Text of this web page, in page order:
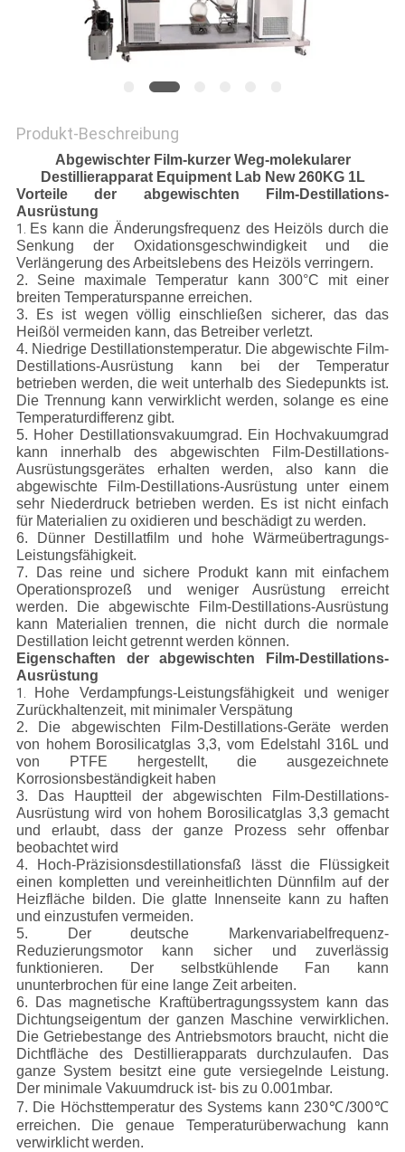
Produkt-Beschreibung
Abgewischter Film-kurzer Weg-molekularer
Destillierapparat Equipment Lab New 260KG 1L
Vorteile der abgewischten Film-Destillations-
Ausrüstung
1. Es kann die Änderungsfrequenz des Heizöls durch die
Senkung der Oxidationsgeschwindigkeit und die
Verlängerung des Arbeitslebens des Heizöls verringern.
2. Seine maximale Temperatur kann 300°C mit einer
breiten Temperaturspanne erreichen.
3. Es ist wegen völlig einschließen sicherer, das das
Heißöl vermeiden kann, das Betreiber verletzt.
4. Niedrige Destillationstemperatur. Die abgewischte Film-
Destillations-Ausrüstung kann bei der Temperatur
betrieben werden, die weit unterhalb des Siedepunkts ist.
Die Trennung kann verwirklicht werden, solange es eine
Temperaturdifferenz gibt.
5. Hoher Destillationsvakuumgrad. Ein Hochvakuumgrad
kann innerhalb des abgewischten Film-Destillations-
Ausrüstungsgerätes erhalten werden, also kann die
abgewischte Film-Destillations-Ausrüstung unter einem
sehr Niederdruck betrieben werden. Es ist nicht einfach
für Materialien zu oxidieren und beschädigt zu werden.
6. Dünner Destillatfilm und hohe Wärmeübertragungs-
Leistungsfähigkeit.
7. Das reine und sichere Produkt kann mit einfachem
Operationsprozeß und weniger Ausrüstung erreicht
werden. Die abgewischte Film-Destillations-Ausrüstung
kann Materialien trennen, die nicht durch die normale
Destillation leicht getrennt werden können.
Eigenschaften der abgewischten Film-Destillations-
Ausrüstung
1. Hohe Verdampfungs-Leistungsfähigkeit und weniger
Zurückhaltenzeit, mit minimaler Verspätung
2. Die abgewischten Film-Destillations-Geräte werden
von hohem Borosilicatglas 3,3, vom Edelstahl 316L und
von PTFE hergestellt, die ausgezeichnete
Korrosionsbeständigkeit haben
3. Das Hauptteil der abgewischten Film-Destillations-
Ausrüstung wird von hohem Borosilicatglas 3,3 gemacht
und erlaubt, dass der ganze Prozess sehr offenbar
beobachtet wird
4. Hoch-Präzisionsdestillationsfaß lässt die Flüssigkeit
einen kompletten und vereinheitlichten Dünnfilm auf der
Heizfläche bilden. Die glatte Innenseite kann zu haften
und einzustufen vermeiden.
5. Der deutsche Markenvariabelfrequenz-
Reduzierungsmotor kann sicher und zuverlässig
funktionieren. Der selbstkühlende Fan kann
ununterbrochen für eine lange Zeit arbeiten.
6. Das magnetische Kraftübertragungssystem kann das
Dichtungseigentum der ganzen Maschine verwirklichen.
Die Getriebestange des Antriebsmotors braucht, nicht die
Dichtfläche des Destillierapparats durchzulaufen. Das
ganze System besitzt eine gute versiegelnde Leistung.
Der minimale Vakuumdruck ist- bis zu 0.001mbar.
7. Die Höchsttemperatur des Systems kann 230℃/300℃
erreichen. Die genaue Temperaturüberwachung kann
verwirklicht werden.